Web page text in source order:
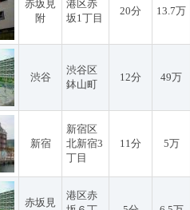
赤坂見
附
港区赤
坂1丁目
20分 13.7万
渋谷
渋谷区
鉢山町
12分 49万
新宿
新宿区
北新宿3
丁目
11分 5万
赤坂見
港区赤